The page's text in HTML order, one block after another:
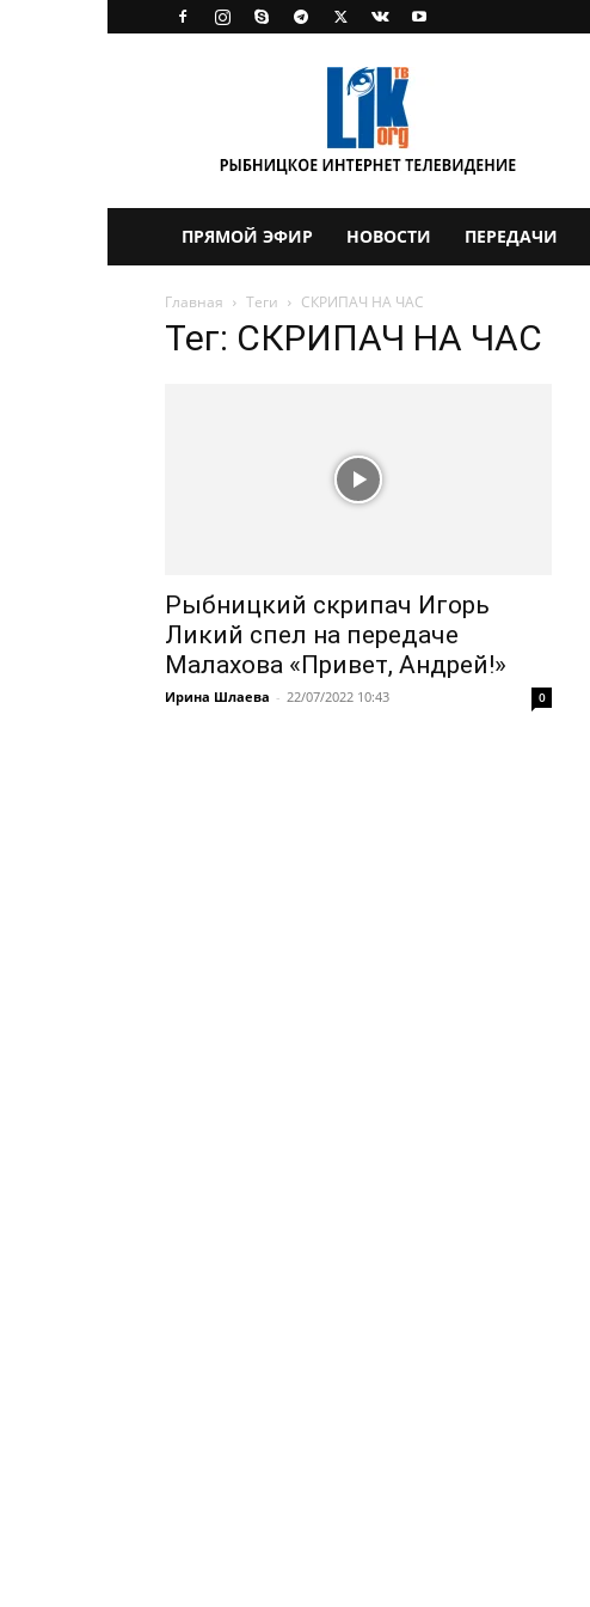
ПРЯМОЙ ЭФИР НОВОСТИ ПЕРЕДАЧИ
Главная Теги СКРИПАЧ НА ЧАС
Тег: СКРИПАЧ НА ЧАС
Рыбницкий скрипач Игорь
Ликий спел на передаче
Малахова «Привет, Андрей!»
Ирина Шлаева - 22/07/2022 10:43 0